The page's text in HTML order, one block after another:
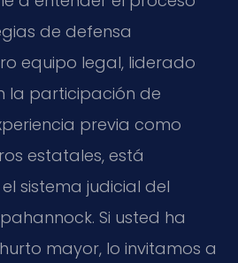
de defensa
equipo legal, liderado
la participación de
previa como
estatales, está
sistema judicial del
Si usted ha
mayor, lo invitamos a